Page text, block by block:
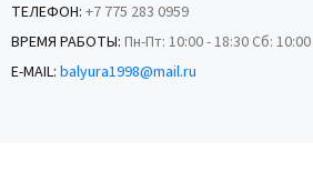
ТЕЛЕФОН: +7 775 283 0959
ВРЕМЯ РАБОТЫ: Пн-Пт: 10:00 - 18:30 Сб:
E-MAIL: balyura1998@mail.ru